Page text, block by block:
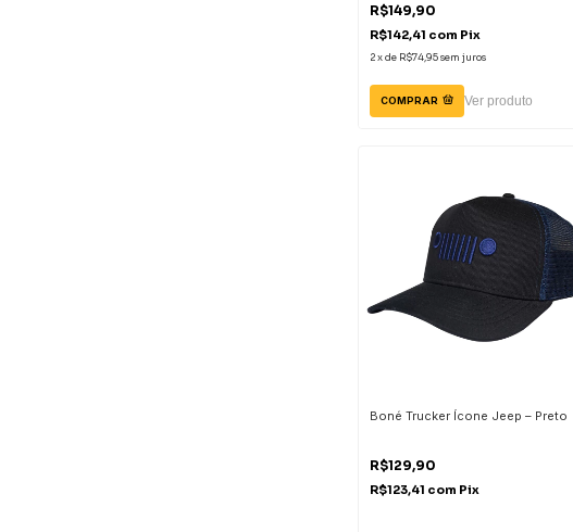
R$149,90
R$142,41 com Pix
2 xde R$74,95 sem juros
COMPRAR Ver produto
Boné Trucker Ícone Jeep – Preto
R$129,90
R$123,41 com Pix